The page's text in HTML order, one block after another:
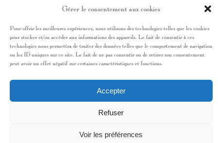
Gérer le consentement aux cookies
Pour offrir les meilleures expériences, nous utilisons des technologies telles que les cookies
pour stocker et/ou accéder aux informations des appareils. Le fait de consentir à ces
technologies nous permettra de traiter des données telles que le comportement de navigation
ou les ID uniques sur ce site. Le fait de ne pas consentir ou de retirer son consentement
peut avoir un effet négatif sur certaines caractéristiques et fonctions.
Accepter
Refuser
Voir les préférences
PHOTOGRAPH
2010 Shanghai World Expo – Fox Studios
Australia
Réal : Baz Luhrmann
Réal: Who Is You Creative